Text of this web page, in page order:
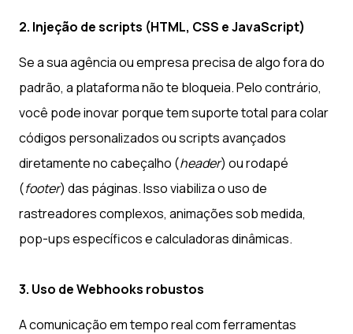
2. Injeção de scripts (HTML, CSS e JavaScript)
Se a sua agência ou empresa precisa de algo fora do
padrão, a plataforma não te bloqueia. Pelo contrário,
você pode inovar porque tem suporte total para colar
códigos personalizados ou scripts avançados
diretamente no cabeçalho (header) ou rodapé
(footer) das páginas. Isso viabiliza o uso de
rastreadores complexos, animações sob medida,
pop-ups específicos e calculadoras dinâmicas.
3. Uso de Webhooks robustos
A comunicação em tempo real com ferramentas